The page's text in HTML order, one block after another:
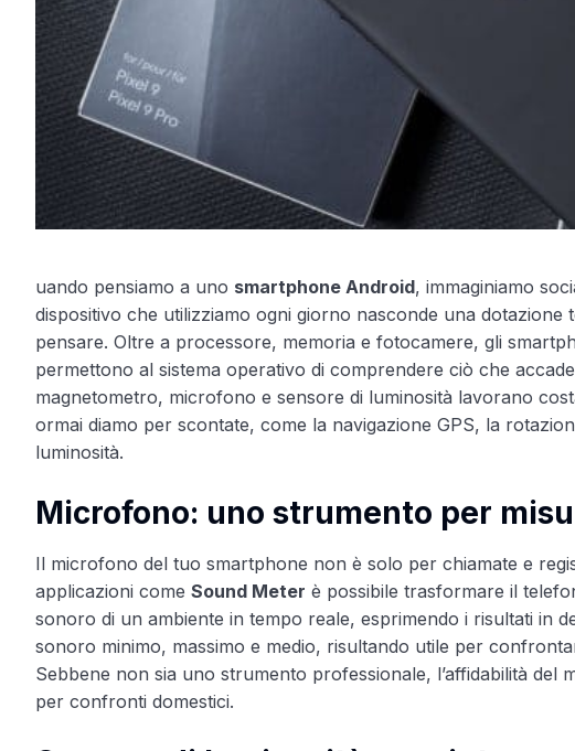
uando pensiamo a uno smartphone Android, immaginiamo
dispositivo che utilizziamo ogni giorno nasconde una
pensare. Oltre a processore, memoria e fotocamere, gli
permettono al sistema operativo di comprendere ciò che
magnetometro, microfono e sensore di luminosità lavorano
ormai diamo per scontate, come la navigazione GPS, la
luminosità.
Microfono: uno strumento per
Il microfono del tuo smartphone non è solo per chiamate e
applicazioni come Sound Meter è possibile trasformare il
sonoro di un ambiente in tempo reale, esprimendo i risultati in
sonoro minimo, massimo e medio, risultando utile per
Sebbene non sia uno strumento professionale, l’affidabilità
per confronti domestici.